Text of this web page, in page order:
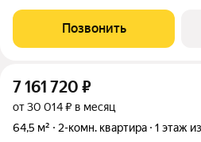
спортивные зоны ландшафтное
высшем уровне: система
Позвонить
7 161 720 ₽
от 30 014 ₽ в месяц
64,5 м²
2-комн. квартира 1 этаж